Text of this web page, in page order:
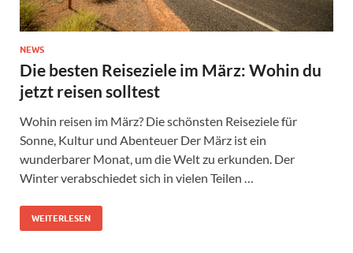
NEWS
Die besten Reiseziele im März: Wohin du
jetzt reisen solltest
Wohin reisen im März? Die schönsten Reiseziele für
Sonne, Kultur und Abenteuer Der März ist ein
wunderbarer Monat, um die Welt zu erkunden. Der
Winter verabschiedet sich in vielen Teilen …
WEITERLESEN